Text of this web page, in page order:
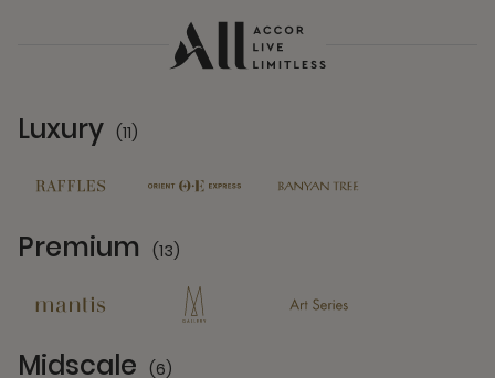
Luxury (11)
Premium (13)
Midscale (6)